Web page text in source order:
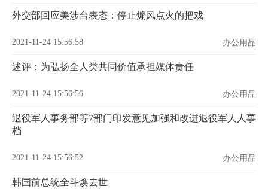
外交部回应美涉台表态：停止煽风点火的把戏
2021-11-24 15:56:58 办公用品
述评：为弘扬全人类共同价值承担媒体责任
2021-11-24 15:56:56 办公用品
退役军人事务部等7部门印发意见加强和改进退役军人人事
档
2021-11-24 15:56:52 办公用品
韩国前总统全斗焕去世